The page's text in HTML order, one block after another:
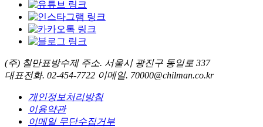
(주) 칠만표방수제 주소. 서울시 광진구 동일로 337
대표전화. 02-454-7722 이메일. 70000@chilman.co.kr
개인정보처리방침
이용약관
이메일 무단수집거부